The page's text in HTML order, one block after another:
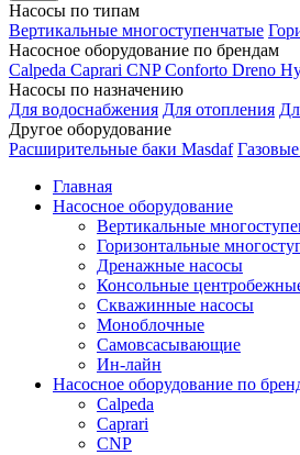
Насосы по типам
Вертикальные многоступенчатые
Насосное оборудование по брендам
Calpeda Caprari CNP Conforto Dreno
Насосы по назначению
Для водоснабжения Для отопления
Другое оборудование
Расширительные баки Masdaf
Главная
Насосное оборудование
Вертикальные
Горизонтальные
Дренажные насосы
Консольные
Скважинные насосы
Моноблочные
Самовсасывающие
Ин-лайн
Насосное оборудование по
Calpeda
Caprari
CNP